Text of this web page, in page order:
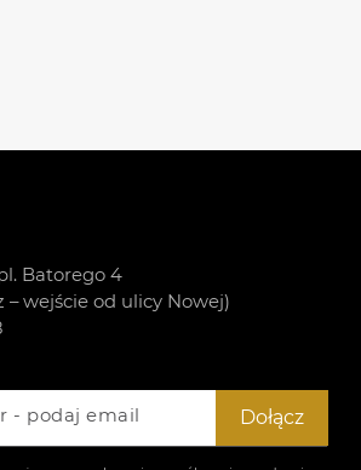
Batorego 4
– wejście od ulicy Nowej)
- podaj email Dołącz